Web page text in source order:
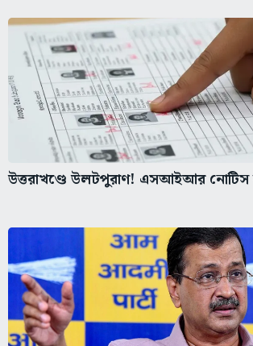
উত্তরাখণ্ডে উলটপুরাণ! এসআইআর নোটিস